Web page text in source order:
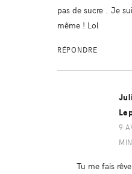
pas de sucre . Je
même ! Lol
RÉPONDRE
9
MIN
Tu me fais